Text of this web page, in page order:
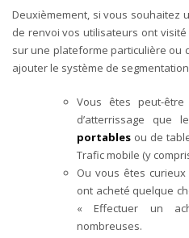
Deuxièmement, si vous souhaitez
de renvoi vos utilisateurs ont
sur une plateforme particulière ou
ajouter le système de
Vous êtes peut-
d’atterrissage que
portables ou de
Trafic mobile (y
Ou vous êtes
ont acheté quelque
« Effectuer un
nombreuses.